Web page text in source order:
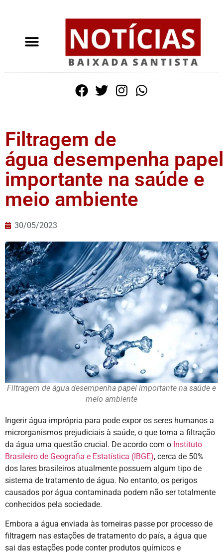
Filtragem de
água desempenha papel
importante na saúde e
meio ambiente
30/05/2023
Filtragem de água desempenha papel importante na saúde e
meio ambiente
Ingerir água imprópria para pode expor os seres humanos a
microrganismos prejudiciais à saúde, o que torna a filtração
da água uma questão crucial. De acordo com o Instituto
Brasileiro de Geografia e Estatística (IBGE), cerca de 50%
dos lares brasileiros atualmente possuem algum tipo de
sistema de tratamento de água. No entanto, os perigos
causados por água contaminada podem não ser totalmente
conhecidos pela sociedade.
Embora a água enviada às torneiras passe por processo de
filtragem nas estações de tratamento do país, a água que
sai das estações pode conter produtos químicos e